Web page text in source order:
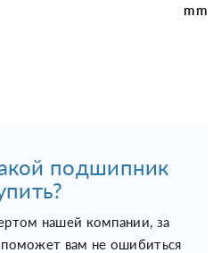
mm
подшипник
нашей компании, за
вам не ошибиться